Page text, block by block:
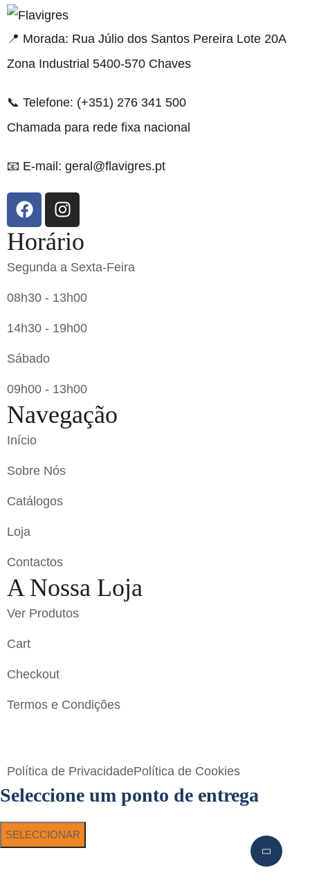
resmi adresi
📍 Morada: Rua Júlio dos Santos Pereira Lote 20A
Zona Industrial 5400-570 Chaves
📞 Telefone: (+351) 276 341 500
Chamada para rede fixa nacional
📧 E-mail: geral@flavigres.pt
Horário
Segunda a Sexta-Feira
08h30 - 13h00
14h30 - 19h00
Sábado
09h00 - 13h00
Navegação
Início
Sobre Nós
Catálogos
Loja
Contactos
A Nossa Loja
Ver Produtos
Cart
Checkout
Termos e Condições
Política de PrivacidadePolítica de Cookies
Seleccione um ponto de entrega
SELECCIONAR